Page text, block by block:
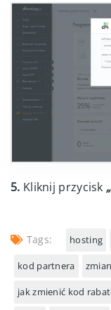
5. Kliknij przycisk
Tags: hosting
kod partnera
jak zmienić kod